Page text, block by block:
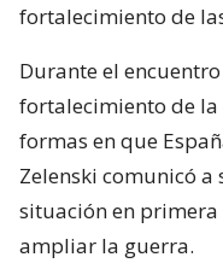
fortalecimiento de
Durante el
fortalecimiento de la
formas en que
Zelenski comunicó
situación en
ampliar la guerra.